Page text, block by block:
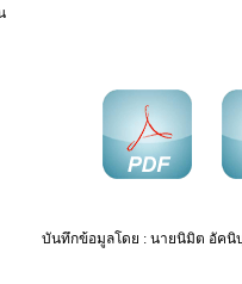
บันทึกข้อมูลโดย : นายนิมิต อัคนิบุ